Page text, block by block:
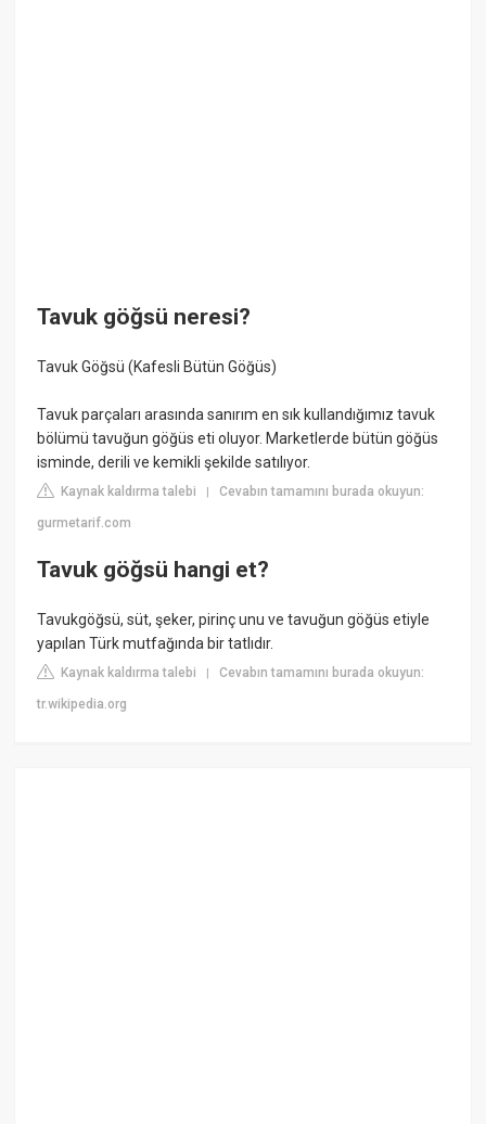
Tavuk göğsü neresi?
Tavuk Göğsü (Kafesli Bütün Göğüs)
Tavuk parçaları arasında sanırım en sık kullandığımız tavuk
bölümü tavuğun göğüs eti oluyor. Marketlerde bütün göğüs
isminde, derili ve kemikli şekilde satılıyor.
Kaynak kaldırma talebi |Cevabın tamamını burada okuyun:
gurmetarif.com
Tavuk göğsü hangi et?
Tavukgöğsü, süt, şeker, pirinç unu ve tavuğun göğüs etiyle
yapılan Türk mutfağında bir tatlıdır.
Kaynak kaldırma talebi |Cevabın tamamını burada okuyun:
tr.wikipedia.org